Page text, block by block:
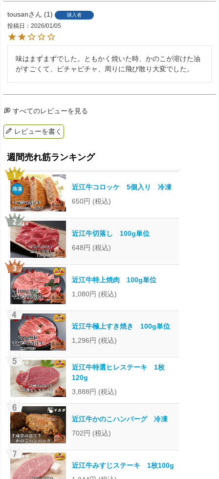
tousan 1 購入者
投稿日 2026/01/05
味はまずまずでした。ともかく焼いた時、かのこが溶けた油
がすごくて、ビチャビチャ、周りに飛び散り大変でした。
すべてのレビューを見る
レビューを書く
近江牛コロッケ 5個入り 冷凍
650円 (税込)
近江牛切落し 100g単位
648円 (税込)
近江牛特上焼肉 100g単位
1,080円 (税込)
近江牛極上すき焼き 100g単位
1,296円 (税込)
近江牛特選ヒレステーキ 1枚
120g
3,888円 (税込)
近江牛かのこハンバーグ 冷凍
702円 (税込)
近江牛みすじステーキ 1枚100g